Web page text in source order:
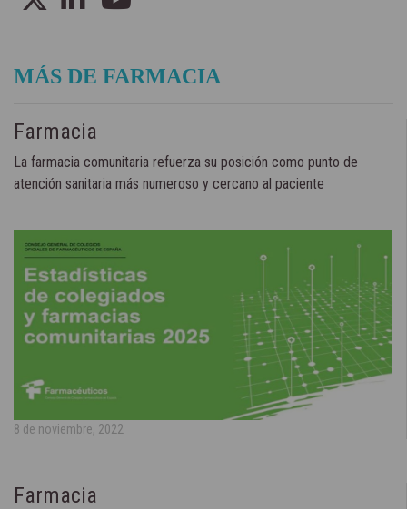
MÁS DE FARMACIA
Farmacia
La farmacia comunitaria refuerza su posición como punto de
atención sanitaria más numeroso y cercano al paciente
8 de noviembre, 2022
Farmacia